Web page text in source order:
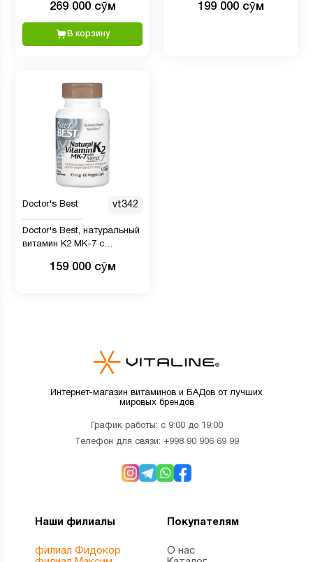
269 000 сӯм
В корзину
вегетарианских капсул
199 000 сӯм
Doctor's Best vt342
Doctor's Best, натуральный
витамин K2 MK-7 с
вегетарианских капсул
159 000 сӯм
Интернет-магазин витаминов и БАДов от лучших
мировых брендов
График работы: с 9:00 до 19:00
Телефон для связи: +998 90 906 69 99
Наши филиалы
филиал Фидокор
Покупателям
О нас